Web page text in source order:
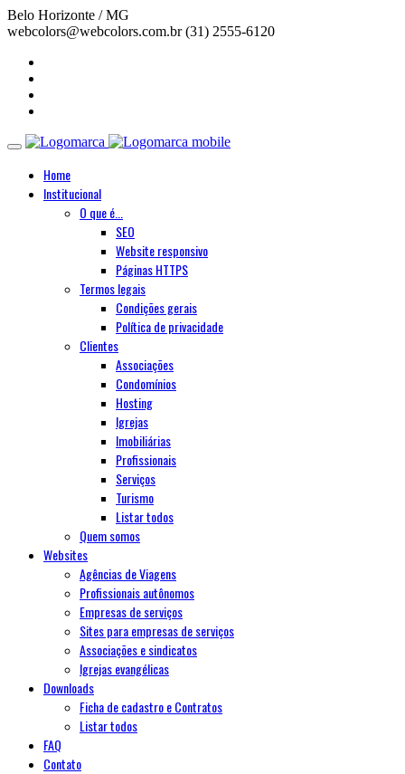
Belo Horizonte / MG
webcolors@webcolors.com.br (31) 2555-6120
Home
Institucional
O que é...
SEO
Website responsivo
Páginas HTTPS
Termos legais
Condições gerais
Política de privacidade
Clientes
Associações
Condomínios
Hosting
Igrejas
Imobiliárias
Profissionais
Serviços
Turismo
Listar todos
Quem somos
Websites
Agências de Viagens
Profissionais autônomos
Empresas de serviços
Sites para empresas de serviços
Associações e sindicatos
Igrejas evangélicas
Downloads
Ficha de cadastro e Contratos
Listar todos
FAQ
Contato